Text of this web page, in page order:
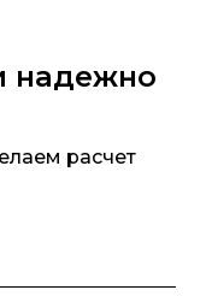
надежно
расчет